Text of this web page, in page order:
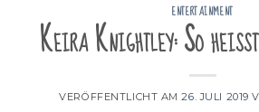
ENTERTAINMENT
Keira Knightley: So
VERÖFFENTLICHT AM26. JULI 2019